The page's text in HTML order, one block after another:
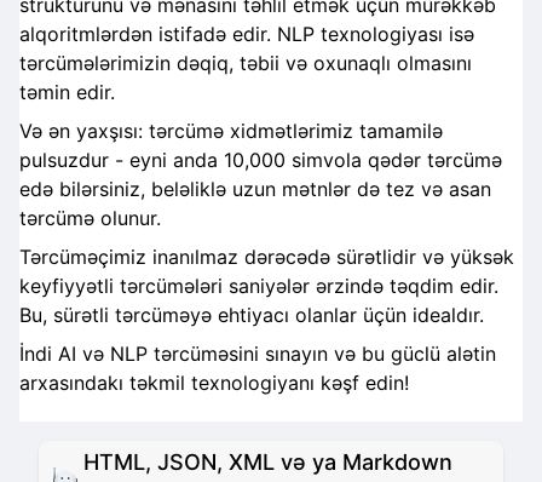
strukturunu və mənasını təhlil etmək üçün mürəkkəb
alqoritmlərdən istifadə edir. NLP texnologiyası isə
tərcümələrimizin dəqiq, təbii və oxunaqlı olmasını
təmin edir.
Və ən yaxşısı: tərcümə xidmətlərimiz tamamilə
pulsuzdur - eyni anda 10,000 simvola qədər tərcümə
edə bilərsiniz, beləliklə uzun mətnlər də tez və asan
tərcümə olunur.
Tərcüməçimiz inanılmaz dərəcədə sürətlidir və yüksək
keyfiyyətli tərcümələri saniyələr ərzində təqdim edir.
Bu, sürətli tərcüməyə ehtiyacı olanlar üçün idealdır.
İndi AI və NLP tərcüməsini sınayın və bu güclü alətin
arxasındakı təkmil texnologiyanı kəşf edin!
HTML, JSON, XML və ya Markdown